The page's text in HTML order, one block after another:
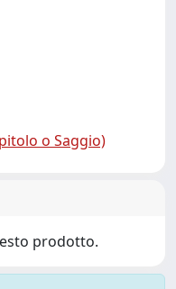
o Saggio)
prodotto.